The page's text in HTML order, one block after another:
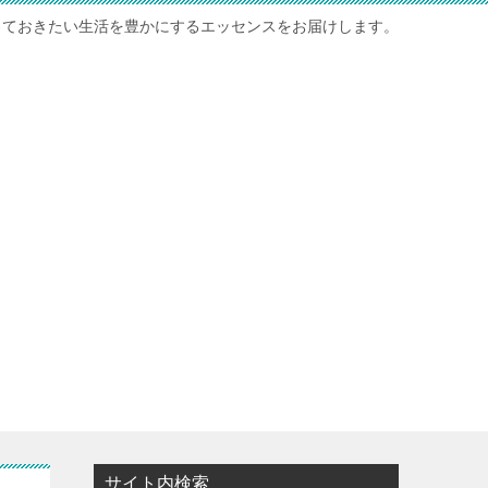
おきたい生活を豊かにするエッセンスをお届けします。
サイト内検索